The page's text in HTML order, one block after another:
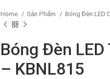
Home Sản Phẩm Bóng Đèn LED
Bóng Đèn
– KBNL815